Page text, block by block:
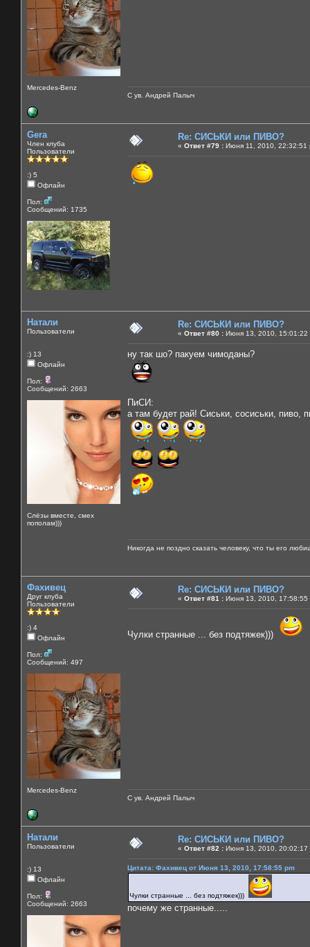
Mercedes-Benz
С ув. Андрей Палыч
Gera
Член клуба
Пользователи
:) 5
Офлайн
Пол:
Сообщений: 1735
Re: СИСЬКИ или ПИВО?
« Ответ #79 : Июня 11, 2010, 22:32:51
Натали
Пользователи
:) 13
Офлайн
Пол:
Сообщений: 2663
Слёзы вместе, смех
пополам)))
Re: СИСЬКИ или ПИВО?
« Ответ #80 : Июня 13, 2010, 15:01:22
ну так шо? пакуем чимоданы?
ПиСИ:
а там будет рай! Сиськи, сосиськи, пиво,
Никогда не поздно сказать человеку, что ты его
Фахивец
Друг клуба
Пользователи
:) 4
Офлайн
Пол:
Сообщений: 497
Mercedes-Benz
Re: СИСЬКИ или ПИВО?
« Ответ #81 : Июня 13, 2010, 17:58:55
Чулки странные ... без подтяжек)))
С ув. Андрей Палыч
Натали
Пользователи
:) 13
Офлайн
Пол:
Сообщений: 2663
Re: СИСЬКИ или ПИВО?
« Ответ #82 : Июня 13, 2010, 20:02:17
Цитата: Фахивец от Июня 13, 2010, 17:58:55 pm
Чулки странные ... без подтяжек)))
почему же странные.....